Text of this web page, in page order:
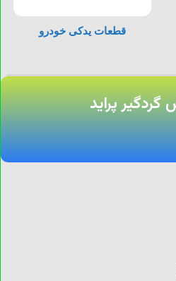
قطعات یدکی خودرو
پراید